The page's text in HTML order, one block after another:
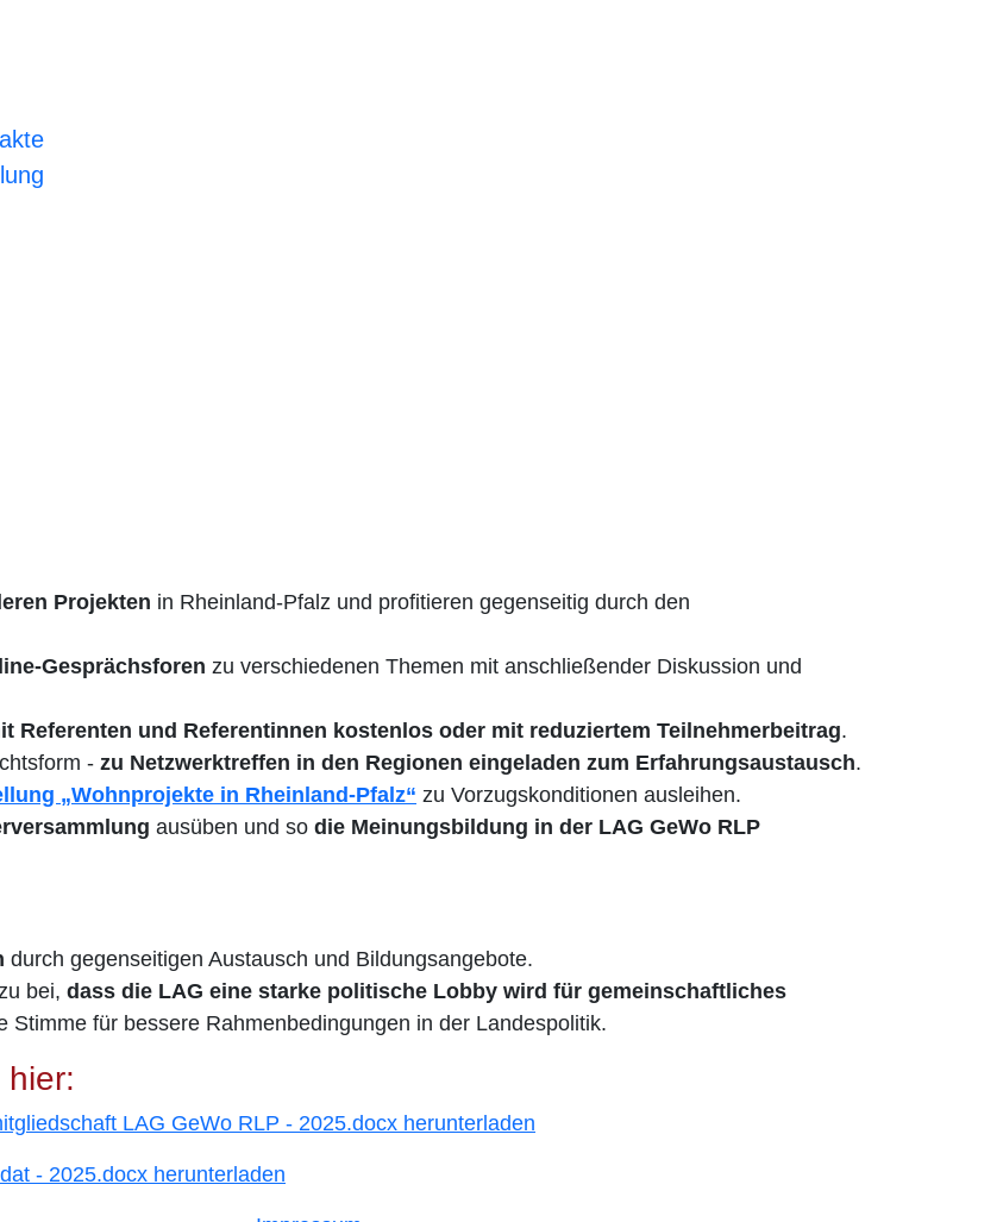
Projekten in Rheinland-Pfalz und profitieren gegenseitig durch den
Gesprächsforen zu verschiedenen Themen mit anschließender Diskussion und
Referenten und Referentinnen kostenlos oder mit reduziertem Teilnehmerbeitrag.
- zu Netzwerktreffen in den Regionen eingeladen zum Erfahrungsaustausch.
„Wohnprojekte in Rheinland-Pfalz“ zu Vorzugskonditionen ausleihen.
ausüben und so die Meinungsbildung in der LAG GeWo RLP
durch gegenseitigen Austausch und Bildungsangebote.
bei, dass die LAG eine starke politische Lobby wird für gemeinschaftliches
Stimme für bessere Rahmenbedingungen in der Landespolitik.
LAG GeWo RLP - 2025.docx herunterladen
- 2025.docx herunterladen